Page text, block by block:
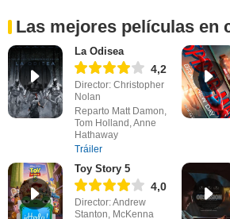
Las mejores películas en
La Odisea
4,2
Director: Christopher
Nolan
Reparto Matt Damon,
Tom Holland, Anne
Hathaway
Tráiler
Toy Story 5
4,0
Director: Andrew
Stanton, McKenna